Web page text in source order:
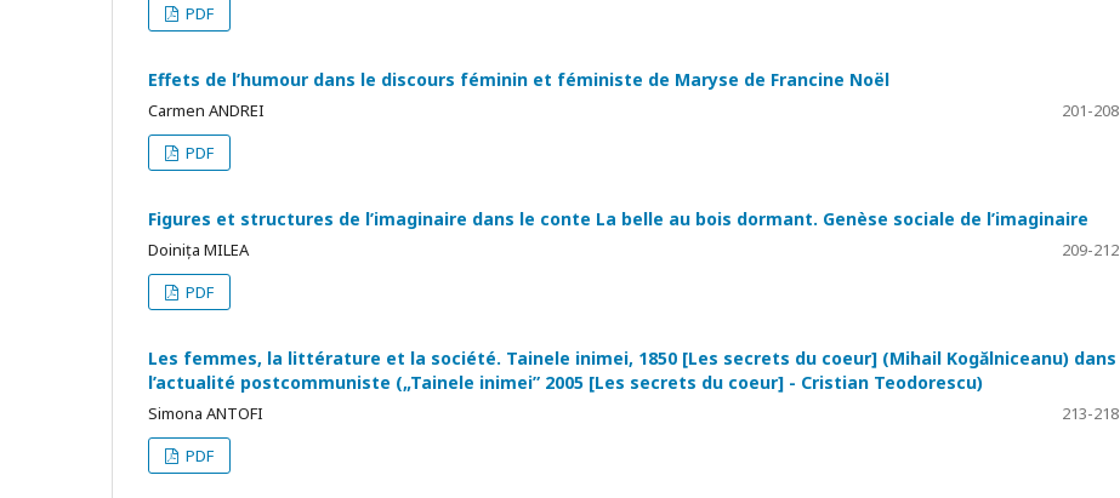
PDF
Effets de l’humour dans le discours féminin et féministe de Maryse de Francine Noël
Carmen ANDREI
201-208
PDF
Figures et structures de l’imaginaire dans le conte La belle au bois dormant. Genèse sociale de l’imaginaire
Doinița MILEA
209-212
PDF
Les femmes, la littérature et la société. Tainele inimei, 1850 [Les secrets du coeur] (Mihail Kogălniceanu) dans
l’actualité postcommuniste („Tainele inimei” 2005 [Les secrets du coeur] - Cristian Teodorescu)
Simona ANTOFI
213-218
PDF